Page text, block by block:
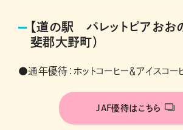
【道の駅 パレットピアおお
斐郡大野町）
●通年優待：ホットコーヒー＆アイスコー
JAF優待はこちら